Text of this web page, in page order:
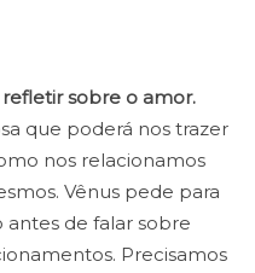
refletir sobre o amor.
que poderá nos trazer
nos relacionamos
Vênus pede para
de falar sobre
Precisamos